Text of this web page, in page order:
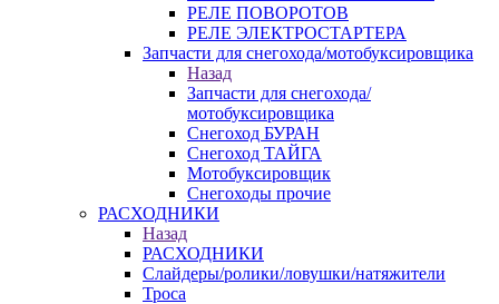
РЕЛЕ ПОВОРОТОВ
РЕЛЕ ЭЛЕКТРОСТАРТЕРА
Запчасти для снегохода/мотобуксировщика
Назад
Запчасти для снегохода/
мотобуксировщика
Снегоход БУРАН
Снегоход ТАЙГА
Мотобуксировщик
Снегоходы прочие
РАСХОДНИКИ
Назад
РАСХОДНИКИ
Слайдеры/ролики/ловушки/натяжители
Троса